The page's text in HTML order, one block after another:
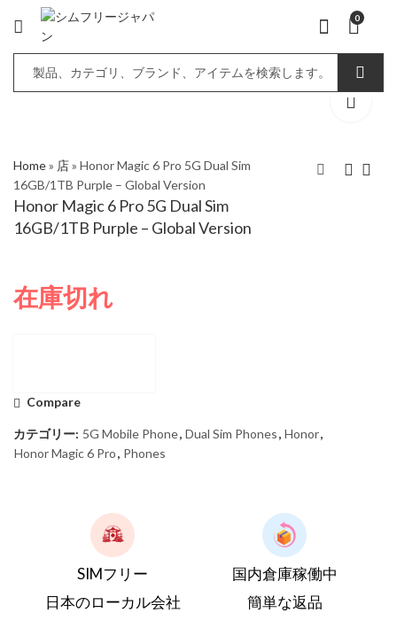
0
Home» 店» Honor Magic 6 Pro 5G Dual Sim
16GB/1TB Purple – Global Version
Honor Magic 6 Pro 5G Dual Sim
16GB/1TB Purple – Global Version
在庫切れ
Compare
カテゴリー: 5G Mobile Phone, Dual Sim Phones, Honor,
Honor Magic 6 Pro, Phones
SIMフリー
日本のローカル会社
国内倉庫稼働中
簡単な返品